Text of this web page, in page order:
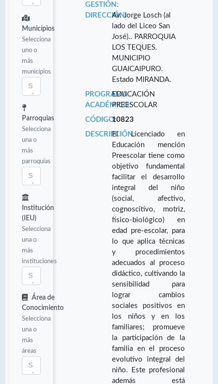
Municipios
Selecciona
uno o
más
municipios
Parroquias
Selecciona
una o
más
parroquias
Institución
(IEU)
Selecciona
una o
más
instituciones
Área de
Conocimiento
Selecciona
una o
más
áreas
GESTIÓN:
DIRECCIÓN:Av. Jorge Losch (al
lado del Liceo San
José).. PARROQUIA
LOS TEQUES.
MUNICIPIO
GUAICAIPURO.
Estado MIRANDA.
PROGRAMA
ACADÉMICO:
EDUCACIÓN
PREESCOLAR
CÓDIGO:10823
DESCRIPCIÓN:El Licenciado en
Educación mención
Preescolar tiene como
objetivo fundamental
facilitar el desarrollo
integral del niño
(social, afectivo,
cognoscitivo, motriz,
físico-biológico) en
edad pre-escolar, para
lo que aplica técnicas
y procedimientos
adecuados al proceso
didáctico, cultivando la
sensibilidad para
lograr cambios
sociales positivos en
los niños y en los
familiares; promueve
la participación de la
familia en el proceso
evolutivo integral del
niño. Este profesional
además está